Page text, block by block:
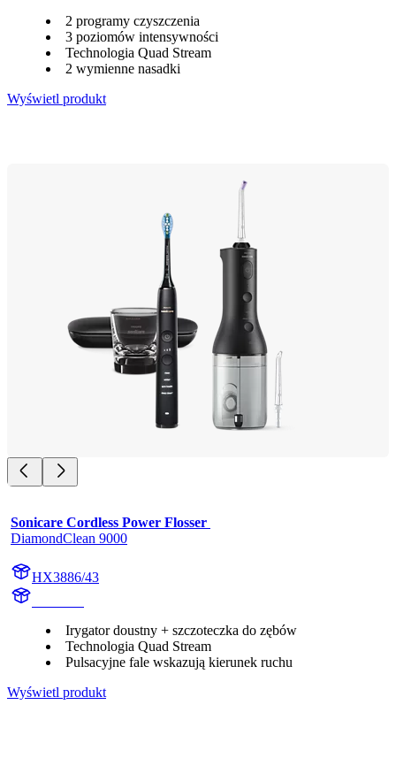
2 programy czyszczenia
3 poziomów intensywności
Technologia Quad Stream
2 wymienne nasadki
Wyświetl produkt
Sonicare Cordless Power Flosser
DiamondClean 9000
HX3886/43
Irygator doustny + szczoteczka do zębów
Technologia Quad Stream
Pulsacyjne fale wskazują kierunek ruchu
Wyświetl produkt